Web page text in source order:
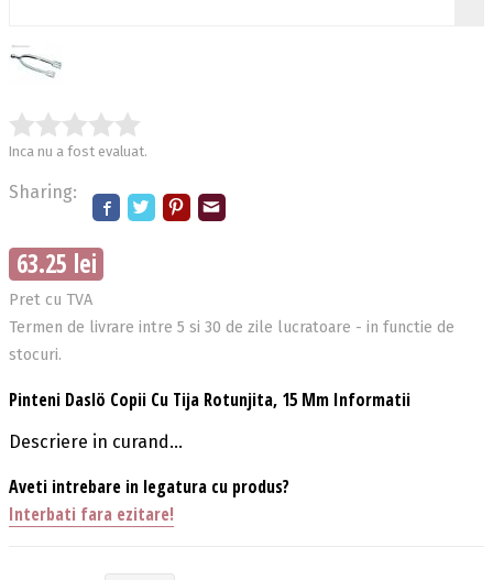
Inca nu a fost evaluat.
Sharing:
63.25 lei
Pret cu TVA
Termen de livrare intre 5 si 30 de zile lucratoare - in functie de
stocuri.
Pinteni Daslö Copii Cu Tija Rotunjita, 15 Mm Informatii
Descriere in curand...
Aveti intrebare in legatura cu produs?
Interbati fara ezitare!